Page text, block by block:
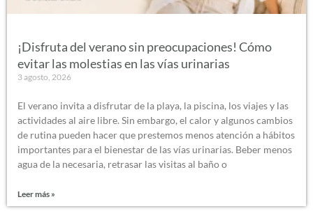
¡Disfruta del verano sin preocupaciones! Cómo
evitar las molestias en las vías urinarias
3 agosto, 2026
El verano invita a disfrutar de la playa, la piscina, los viajes y las
actividades al aire libre. Sin embargo, el calor y algunos cambios
de rutina pueden hacer que prestemos menos atención a hábitos
importantes para el bienestar de las vías urinarias. Beber menos
agua de la necesaria, retrasar las visitas al baño o
Leer más »